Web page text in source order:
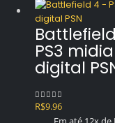
PS3 midia
digital
0out of 5
R$9.96